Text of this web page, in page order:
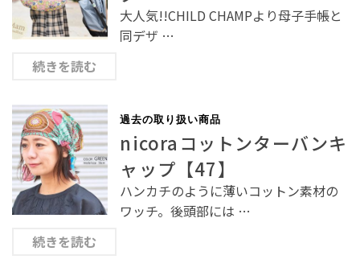
大人気!!CHILD CHAMPより母子手帳と
同デザ …
続きを読む
過去の取り扱い商品
nicoraコットンターバンキ
ャップ【47】
ハンカチのように薄いコットン素材の
ワッチ。後頭部には …
続きを読む